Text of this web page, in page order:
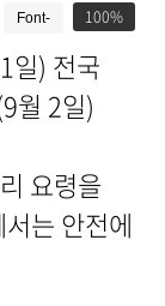
100
Font-
일) 전국
월 2일)
요령을
는 안전에